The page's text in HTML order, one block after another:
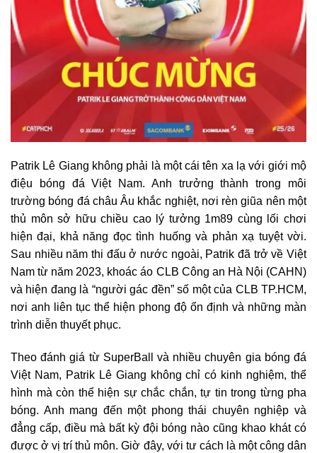
Patrik Lê Giang không phải là một cái tên xa lạ với giới mộ
điệu bóng đá Việt Nam. Anh trưởng thành trong môi
trường bóng đá châu Âu khắc nghiệt, nơi rèn giũa nên một
thủ môn sở hữu chiều cao lý tưởng 1m89 cùng lối chơi
hiện đại, khả năng đọc tình huống và phản xạ tuyệt vời.
Sau nhiều năm thi đấu ở nước ngoài, Patrik đã trở về Việt
Nam từ năm 2023, khoác áo CLB Công an Hà Nội (CAHN)
và hiện đang là “người gác đền” số một của CLB TP.HCM,
nơi anh liên tục thể hiện phong độ ổn định và những màn
trình diễn thuyết phục.
Theo đánh giá từ SuperBall và nhiều chuyên gia bóng đá
Việt Nam, Patrik Lê Giang không chỉ có kinh nghiệm, thể
hình mà còn thể hiện sự chắc chắn, tự tin trong từng pha
bóng. Anh mang đến một phong thái chuyên nghiệp và
đẳng cấp, điều mà bất kỳ đội bóng nào cũng khao khát có
được ở vị trí thủ môn. Giờ đây, với tư cách là một công dân